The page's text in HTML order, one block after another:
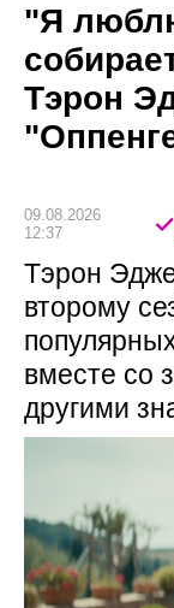
"Я
Тэрон
09.08.2026
12:37
Тэрон
второму
вместе со
другими